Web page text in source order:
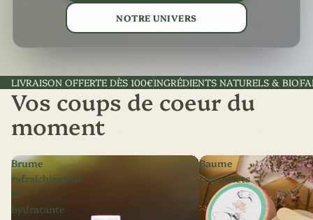
NOTRE UNIVERS
LIVRAISON OFFERTE DÈS 100€INGRÉDIENTS NATURELS & BIO
Vos coups de coeur du
moment
Brume
rafraichissante
&
hydratante
Baume
coussinets